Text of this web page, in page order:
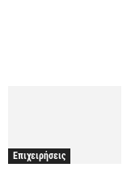
Επιχειρήσεις